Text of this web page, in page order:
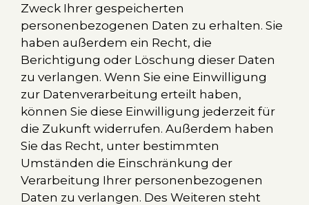
Zweck Ihrer gespeicherten
personenbezogenen Daten zu erhalten. Sie
haben außerdem ein Recht, die
Berichtigung oder Löschung dieser Daten
zu verlangen. Wenn Sie eine Einwilligung
zur Datenverarbeitung erteilt haben,
können Sie diese Einwilligung jederzeit für
die Zukunft widerrufen. Außerdem haben
Sie das Recht, unter bestimmten
Umständen die Einschränkung der
Verarbeitung Ihrer personenbezogenen
Daten zu verlangen. Des Weiteren steht